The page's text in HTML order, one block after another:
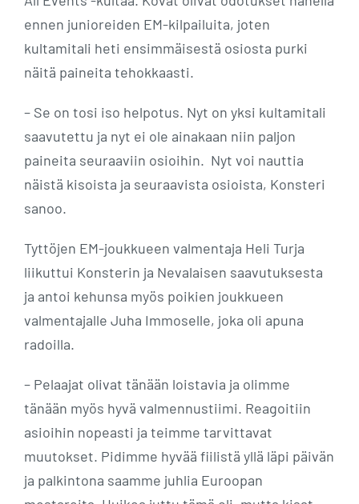
ennen junioreiden EM-kilpailuita, joten
kultamitali heti ensimmäisestä osiosta purki
näitä paineita tehokkaasti.
– Se on tosi iso helpotus. Nyt on yksi kultamitali
saavutettu ja nyt ei ole ainakaan niin paljon
paineita seuraaviin osioihin. Nyt voi nauttia
näistä kisoista ja seuraavista osioista, Konsteri
sanoo.
Tyttöjen EM-joukkueen valmentaja Heli Turja
liikuttui Konsterin ja Nevalaisen saavutuksesta
ja antoi kehunsa myös poikien joukkueen
valmentajalle Juha Immoselle, joka oli apuna
radoilla.
– Pelaajat olivat tänään loistavia ja olimme
tänään myös hyvä valmennustiimi. Reagoitiin
asioihin nopeasti ja teimme tarvittavat
muutokset. Pidimme hyvää fiilistä yllä läpi päivän
ja palkintona saamme juhlia Euroopan